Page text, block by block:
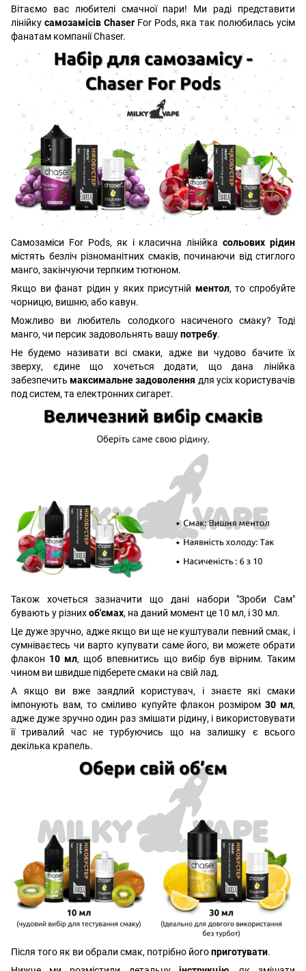
Вітаємо вас любителі смачної пари! Ми раді представити
лінійку самозамісів Chaser For Pods, яка так полюбилась усім
фанатам компанії Chaser.
Самозаміси For Pods, як і класична лінійкасольових рідин
містять безліч різноманітних смаків, починаючи від стиглого
манго, закінчуючи терпким тютюном.
Якщо ви фанат рідин у яких присутній ментол, то спробуйте
чорницю, вишню, або кавун.
Можливо ви любитель солодкого насиченого смаку? Тоді
манго, чи персик задовольнять вашупотребу.
Не будемо називати всі смаки, адже ви чудово бачите їх
зверху, єдине що хочеться додати, що дана лінійка
забезпечитьмаксимальне задоволення для усіх користувачів
под систем, та електронних сигарет.
Також хочеться зазначити що дані набори "Зроби Сам"
бувають у різнихоб'ємах, на даний момент це 10 мл, і 30 мл.
Це дуже зручно, адже якщо ви ще не куштували певний смак, і
сумніваєтесь чи варто купувати саме його, ви можете обрати
флакон 10 мл, щоб впевнитись що вибір був вірним. Таким
чином ви швидше підберете смаки на свій лад.
А якщо ви вже заядлий користувач, і знаєте які смаки
імпонують вам, то сміливо купуйте флакон розміром 30 мл,
адже дуже зручно один раз змішати рідину, і використовувати
її тривалий час не турбуючись що на залишку є всього
декілька крапель.
Після того як ви обрали смак, потрібно йогоприготувати.